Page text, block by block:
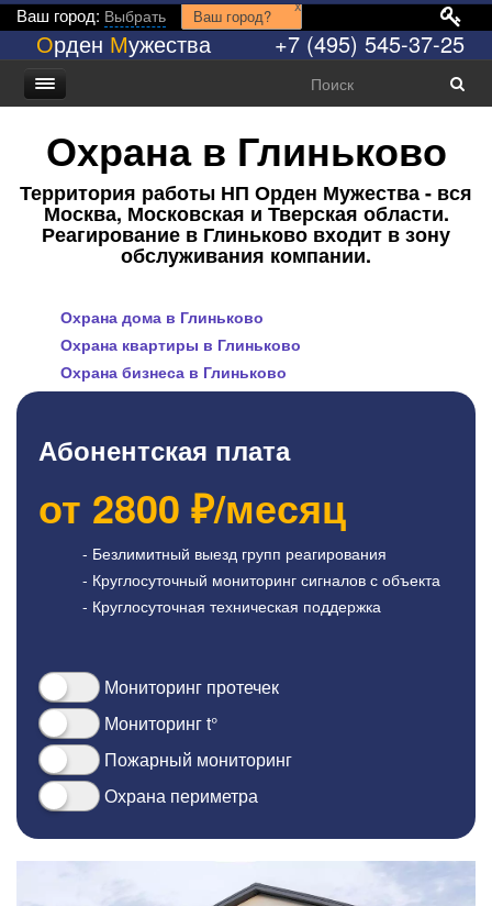
Ваш город: Выбрать Ваш город?
x
Орден Мужества +7 (495) 545-37-25
Охрана в Глиньково
Территория работы НП Орден Мужества - вся
Москва, Московская и Тверская области.
Реагирование в Глиньково входит в зону
обслуживания компании.
Охрана дома в Глиньково
Охрана квартиры в Глиньково
Охрана бизнеса в Глиньково
Абонентская плата
от 2800 ₽/месяц
- Безлимитный выезд групп реагирования
- Круглосуточный мониторинг сигналов с объекта
- Круглосуточная техническая поддержка
Мониторинг протечек
Мониторинг t°
Пожарный мониторинг
Охрана периметра